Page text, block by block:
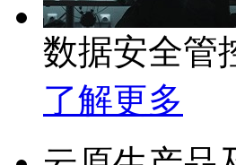
数据安全管
了解更多